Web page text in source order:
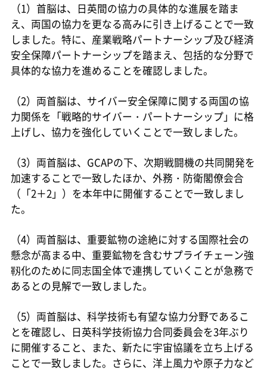
（1）首脳は、日英間の協力の具体的な進展を踏ま
え、両国の協力を更なる高みに引き上げることで一致
しました。特に、産業戦略パートナーシップ及び経済
安全保障パートナーシップを踏まえ、包括的な分野で
具体的な協力を進めることを確認しました。
（2）両首脳は、サイバー安全保障に関する両国の協
力関係を「戦略的サイバー・パートナーシップ」に格
上げし、協力を強化していくことで一致しました。
（3）両首脳は、GCAPの下、次期戦闘機の共同開発を
加速することで一致したほか、外務・防衛閣僚会合
（「2＋2」）を本年中に開催することで一致しまし
た。
（4）両首脳は、重要鉱物の途絶に対する国際社会の
懸念が高まる中、重要鉱物を含むサプライチェーン強
靱化のために同志国全体で連携していくことが急務で
あるとの見解で一致しました。
（5）両首脳は、科学技術も有望な協力分野であるこ
とを確認し、日英科学技術協力合同委員会を3年ぶり
に開催すること、また、新たに宇宙協議を立ち上げる
ことで一致しました。さらに、洋上風力や原子力など